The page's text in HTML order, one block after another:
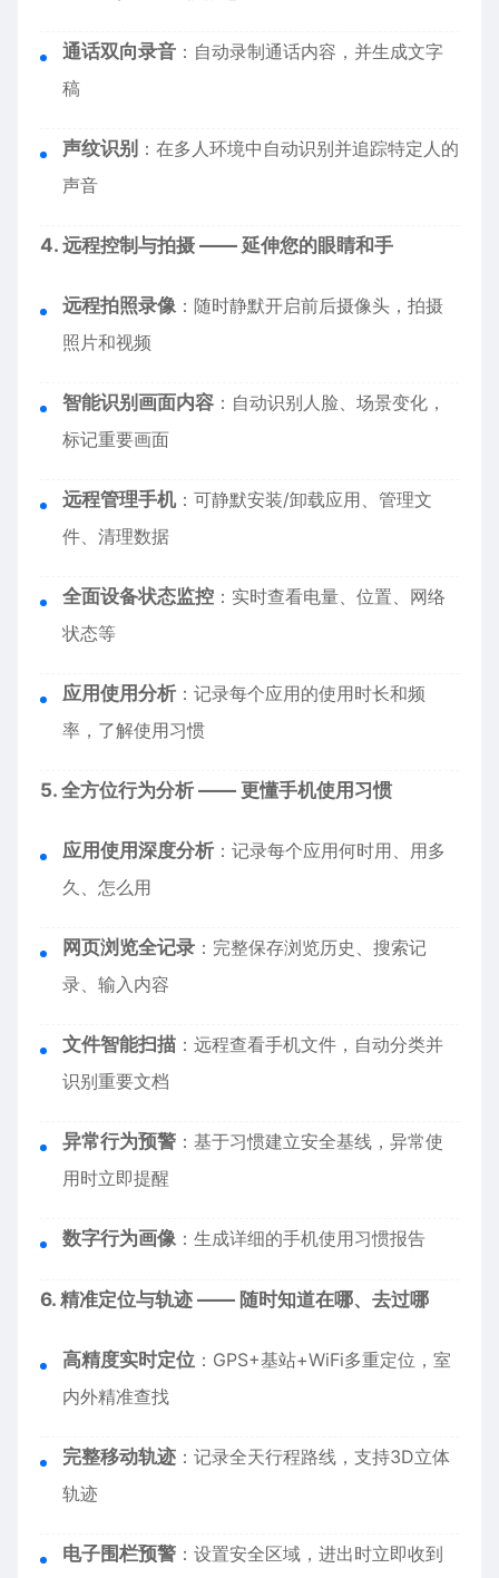
通话双向录音 ：自动录制通话内容，并生成文字
稿
声纹识别 ：在多人环境中自动识别并追踪特定人的
声音
4. 远程控制与拍摄 —— 延伸您的眼睛和手
远程拍照录像：随时静默开启前后摄像头，拍摄
照片和视频
智能识别画面内容 ：自动识别人脸、场景变化，
标记重要画面
远程管理手机：可静默安装/卸载应用、管理文
件、清理数据
全面设备状态监控 ：实时查看电量、位置、网络
状态等
应用使用分析 ：记录每个应用的使用时长和频
率，了解使用习惯
5. 全方位行为分析 —— 更懂手机使用习惯
应用使用深度分析 ：记录每个应用何时用、用多
久、怎么用
网页浏览全记录 ：完整保存浏览历史、搜索记
录、输入内容
文件智能扫描 ：远程查看手机文件，自动分类并
识别重要文档
异常行为预警 ：基于习惯建立安全基线，异常使
用时立即提醒
数字行为画像：生成详细的手机使用习惯报告
6. 精准定位与轨迹 —— 随时知道在哪、去过哪
高精度实时定位 ：GPS+基站+WiFi多重定位，室
内外精准查找
完整移动轨迹 ：记录全天行程路线，支持3D立体
轨迹
电子围栏预警 ：设置安全区域，进出时立即收到